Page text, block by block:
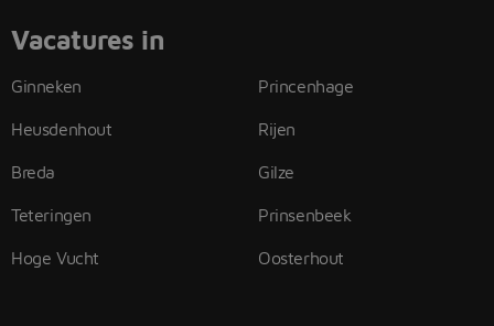
Vacatures in
Ginneken
Heusdenhout
Breda
Teteringen
Hoge Vucht
Princenhage
Rijen
Gilze
Prinsenbeek
Oosterhout